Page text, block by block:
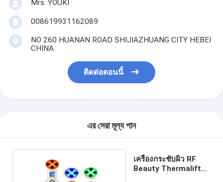
Mrs. YOUKI
008619931162089
NO 260 HUANAN ROAD SHIJIAZHUANG CITY HEBEI
CHINA
ติดต่อตอนนี้
এর সেরা মূল্য পান
เครื่องกระชับผิว RF
Beauty Thermalift